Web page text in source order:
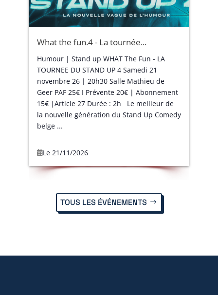
What the fun.4 - La tournée...
Humour | Stand up WHAT The Fun - LA
TOURNEE DU STAND UP 4 Samedi 21
novembre 26 | 20h30 Salle Mathieu de
Geer PAF 25€ I Prévente 20€ | Abonnement
15€ |Article 27 Durée : 2h Le meilleur de
la nouvelle génération du Stand Up Comedy
belge ...
Le 21/11/2026
TOUS LES ÉVÉNEMENTS